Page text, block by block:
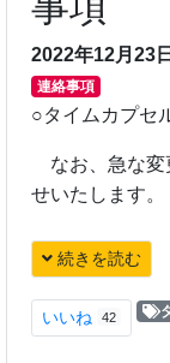
2022年12月23
連絡事項
○タイムカプセ
なお、急な変
せいたします。
続きを読む
いいね 42